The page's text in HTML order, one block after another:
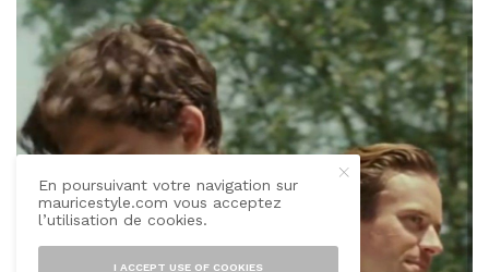
En poursuivant votre navigation sur
mauricestyle.com vous acceptez
l’utilisation de cookies.
I ACCEPT USE OF COOKIES